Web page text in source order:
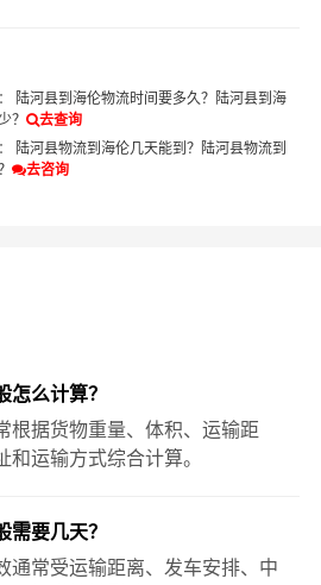
陆河县到海伦物流时间要多久？ 陆河县到海
？
去查询
陆河县物流到海伦几天能到？ 陆河县物流到
去咨询
怎么计算？
根据货物重量、体积、运输距
和运输方式综合计算。
需要几天？
通常受运输距离、发车安排、中